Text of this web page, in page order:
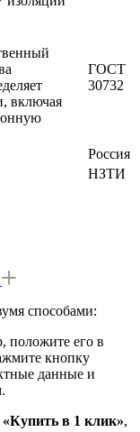
включая
ГОСТ
30732
Россия
НЗТИ
способами:
положите его в
кнопку
данные и
«Купить в 1 клик»,